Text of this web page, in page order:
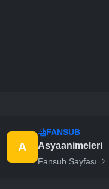
A
FANSUB
Asyaanimeleri
Fansub Sayfası